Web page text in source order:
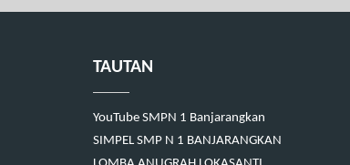
TAUTAN
YouTube SMPN 1 Banjarangkan
SIMPEL SMP N 1 BANJARANGKAN